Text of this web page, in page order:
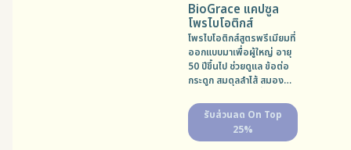
BioGrace แคปซูล
โพรไบโอติกส์
โพรไบโอติกส์สูตรพรีเมียมที่
ออกแบบมาเพื่อผู้ใหญ่ อายุ
50 ปีขึ้นไป ช่วยดูแล ข้อต่อ
กระดูก สมดุลลำไส้ สมอง
ดูแลสุขภาพอย่างสมดุลในวัย
ที่ต้องการการดูแลเป็นพิเศษ
MFG: 23/02/2026 EXP:
รับส่วนลด On Top
25%